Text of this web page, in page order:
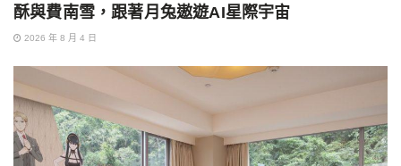
酥與費南雪，跟著月兔遨遊AI星際宇宙
2026 年 8 月 4 日